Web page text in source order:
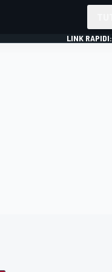
LINK RAPIDI: